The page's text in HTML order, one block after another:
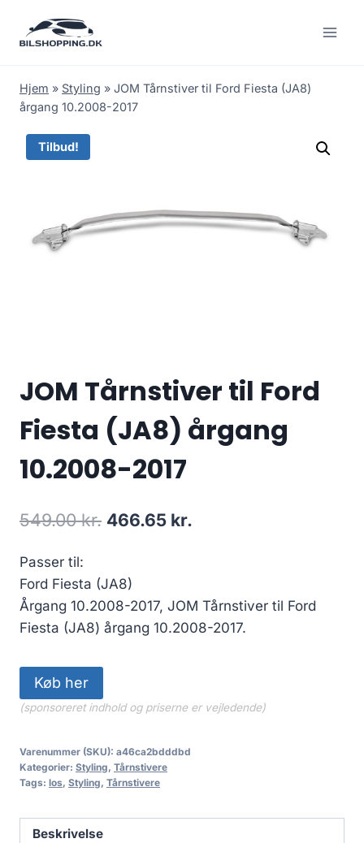
Hjem » Styling » JOM Tårnstiver til Ford Fiesta (JA8)
årgang 10.2008-2017
Tilbud!
JOM Tårnstiver til Ford
Fiesta (JA8) årgang
10.2008-2017
549.00kr. Den
pris
var:
549.00 kr..
466.65 kr.
er:
466.65 kr..
Passer til:
Ford Fiesta (JA8)
Årgang 10.2008-2017, JOM Tårnstiver til Ford
Fiesta (JA8) årgang 10.2008-2017.
Køb her
(sponsoreret indhold og priserne er vejledende)
Varenummer (SKU): a46ca2bdddbd
Kategorier: Styling, Tårnstivere
Tags: los, Styling, Tårnstivere
Beskrivelse